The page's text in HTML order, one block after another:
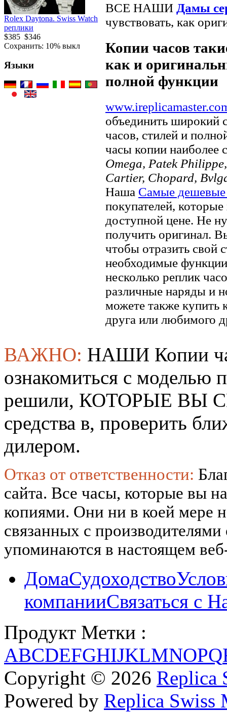
Rolex Daytona. Swiss Watch
реплики
$385 $346
Сохранить: 10% выкл
Языки
ВСЕ НАШИ Дамы
чувствовать, как
Копии часов
как и
полной функции
объединить широкий
часов, стилей и
часы копии наиболее
Omega, Patek
Cartier, Chopard,
Наша Самые
покупателей,
доступной цене. Не
получить оригинал.
чтобы отразить свой
необходимые
несколько реплик
различные наряды и
можете также купить
друга или любимого
ВАЖНО: НАШИ Копии
ознакомиться с
решили, КОТОРЫЕ ВЫ
средства в, проверить
дилером.
Отказ от ответственности:
сайта. Все часы, которые вы
копиями. Они ни в коей мере
связанных с
упоминаются в настоящем
ДомаСудоходство
компанииСвязаться с
Продукт Метки :
ABCDEFGHIJKLMNOPQ
Copyright © 2026 Replica
Powered by Replica Swiss